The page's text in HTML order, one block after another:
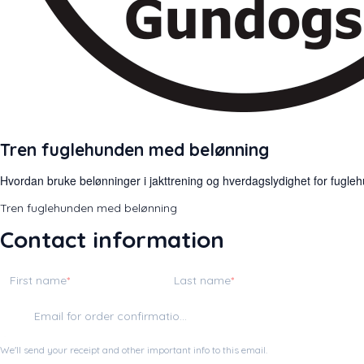
Tren fuglehunden med belønning
Hvordan bruke belønninger i jakttrening og hverdagslydighet for
Tren fuglehunden med belønning
Contact information
First name Last name
Email for order confirmation
We'll send your receipt and other important info to this email.